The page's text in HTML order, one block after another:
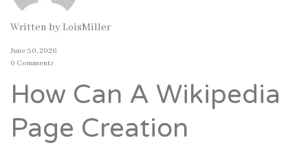
Written byLoisMiller
June 30, 2026
0 Comments
How Can A Wikipedia
Page Creation